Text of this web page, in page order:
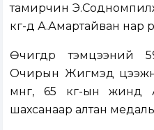
тамирчин
кг-д А.Амартайван нар
Өчигдөр
Очирын Жигмэд
мөнгө, 65 кг-ын жинд
шахсанаар алтан медаль